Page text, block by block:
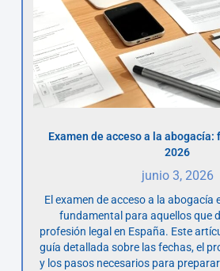
Examen de acceso a la abogacía:
2026
junio 3, 2026
El examen de acceso a la abogacía
fundamental para aquellos que
profesión legal en España. Este
guía detallada sobre las fechas, el
y los pasos necesarios para